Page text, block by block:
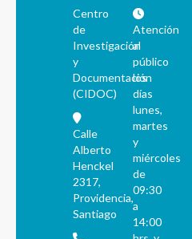
Centro
de
Investigación
y
Documentación
(CIDOC)
Calle
Alberto
Henckel
2317,
Providencia,
Santiago
Atención
al
público
los
días
lunes,
martes
y
miércoles
de
09:30
a
14:00